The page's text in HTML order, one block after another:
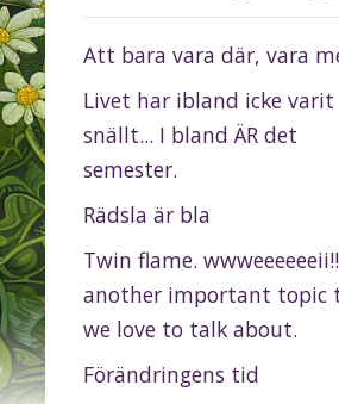
Att bara vara där, vara
Livet har ibland icke varit
snällt... I bland ÄR det
semester.
Rädsla är bla
Twin flame.
another important topic
we love to talk about.
Förändringens tid